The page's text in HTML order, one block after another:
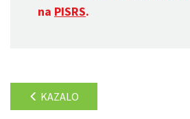
na PISRS.
KAZALO